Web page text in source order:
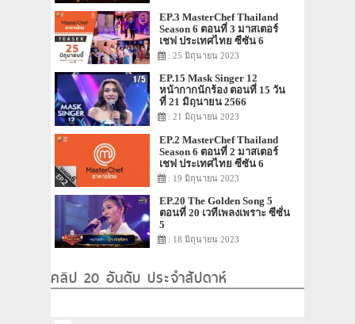
EP.3 MasterChef Thailand
Season 6 ตอนที่ 3 มาสเตอร์
เชฟ ประเทศไทย ซีซัน 6
: 25 มิถุนายน 2023
EP.15 Mask Singer 12
หน้ากากนักร้อง ตอนที่ 15 วัน
ที่ 21 มิถุนายน 2566
: 21 มิถุนายน 2023
EP.2 MasterChef Thailand
Season 6 ตอนที่ 2 มาสเตอร์
เชฟ ประเทศไทย ซีซัน 6
: 19 มิถุนายน 2023
EP.20 The Golden Song 5
ตอนที่ 20 เวทีเพลงเพราะ ซีซั่น
5
: 18 มิถุนายน 2023
คลิป 20 อันดับ ประจำสัปดาห์